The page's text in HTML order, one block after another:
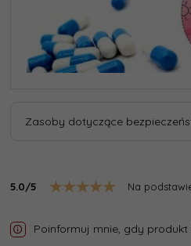
Zasoby dotyczące
5.0/5 Na
Poinformuj mnie, gdy